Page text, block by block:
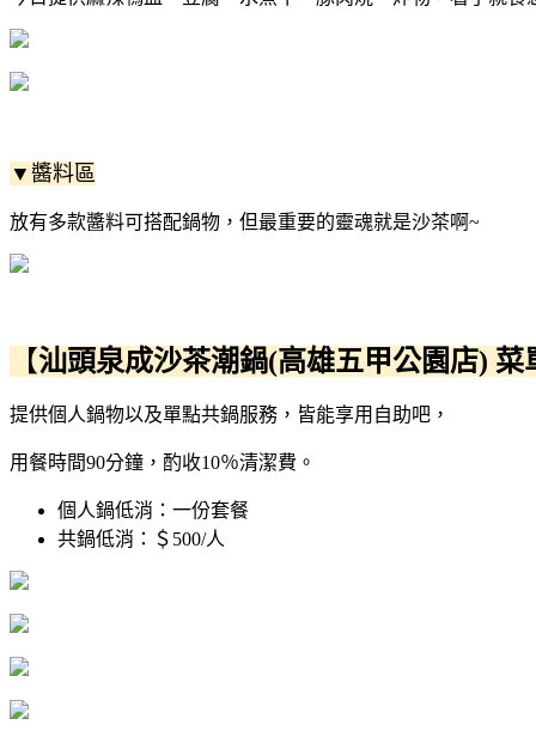
▼醬料區
放有多款醬料可搭配鍋物，但最重要的靈魂就是沙茶啊~
【汕頭泉成沙茶潮鍋(高雄五甲公園店) 菜
提供個人鍋物以及單點共鍋服務，皆能享用自助吧，
用餐時間90分鐘，酌收10％清潔費。
個人鍋低消：一份套餐
共鍋低消：＄500/人